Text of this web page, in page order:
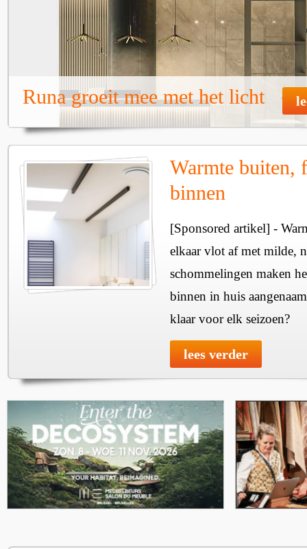
Runa groeit mee met het licht
Warmte buiten,
binnen
[Sponsored artikel] -
elkaar vlot af met milde,
schommelingen maken
binnen in huis
klaar voor elk seizoen?
lees verder